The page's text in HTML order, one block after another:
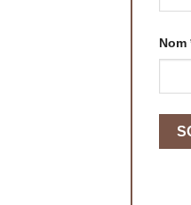
Nom